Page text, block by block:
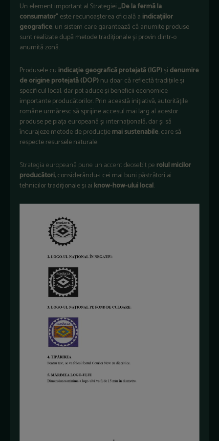
Un element important al Strategiei„De la fermă la
consumator”este recunoașterea oficială a indicațiilor
geografice, un sistem care garantează că anumite produse
sunt realizate după metode tradiționale și provin dintr-o
anumită zonă.
Produsele cu indicație geografică protejată (IGP)și denumire
de origine protejată (DOP)nu doar că reflectă tradițiile și
specificul local, dar pot aduce și beneficii economice
importante producătorilor. Prin această inițiativă, autoritățile
române urmăresc să sprijine accesul mai larg al acestor
produse pe piața europeană și internațională, dar și să
încurajeze metode de producțiemai sustenabile, care să
respecte resursele naturale.
Strategia europeană pune un accent deosebit pe rolul micilor
producători, considerându-i cei mai buni păstrători ai
tehnicilor tradiționale și ai know-how-ului local.